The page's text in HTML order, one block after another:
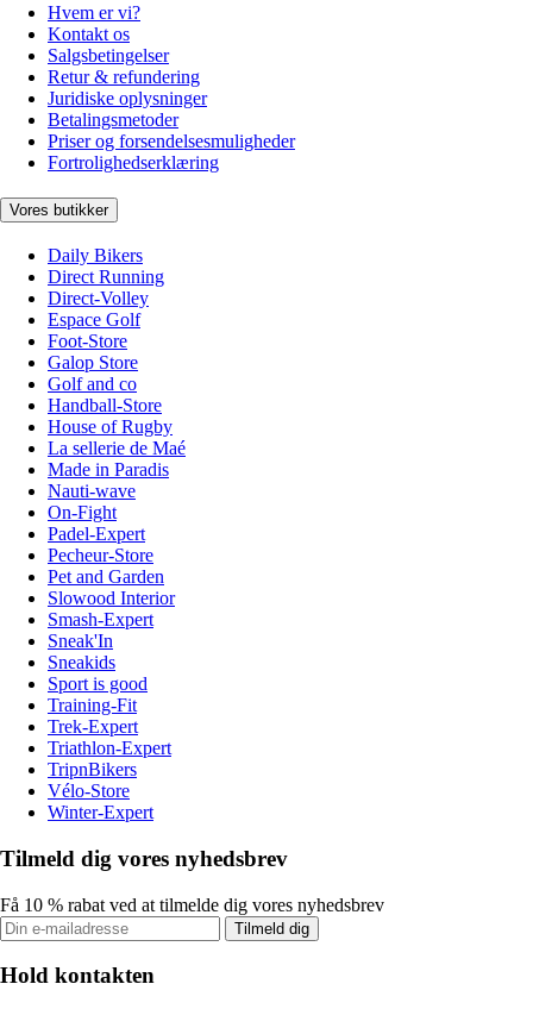
Hvem er vi?
Kontakt os
Salgsbetingelser
Retur & refundering
Juridiske oplysninger
Betalingsmetoder
Priser og forsendelsesmuligheder
Fortrolighedserklæring
Vores butikker
Daily Bikers
Direct Running
Direct-Volley
Espace Golf
Foot-Store
Galop Store
Golf and co
Handball-Store
House of Rugby
La sellerie de Maé
Made in Paradis
Nauti-wave
On-Fight
Padel-Expert
Pecheur-Store
Pet and Garden
Slowood Interior
Smash-Expert
Sneak'In
Sneakids
Sport is good
Training-Fit
Trek-Expert
Triathlon-Expert
TripnBikers
Vélo-Store
Winter-Expert
Tilmeld dig vores nyhedsbrev
Få 10 % rabat ved at tilmelde dig vores nyhedsbrev
Tilmeld dig
Hold kontakten